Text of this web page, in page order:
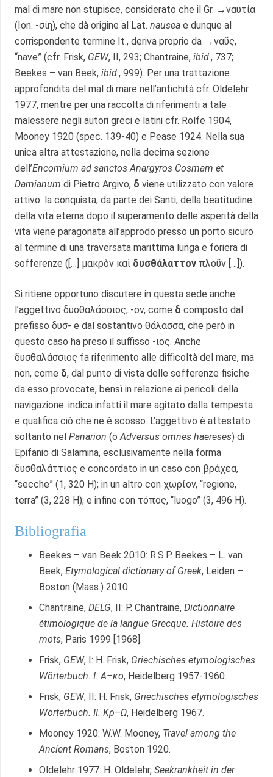
mal di mare non stupisce, considerato che il Gr. →ναυτία
(Ion. -σίη), che dà origine al Lat. nausea e dunque al
corrispondente termine It., deriva proprio da →ναῦς,
“nave” (cfr. Frisk, GEW, II, 293; Chantraine, ibid., 737;
Beekes – van Beek, ibid., 999). Per una trattazione
approfondita del mal di mare nell’antichità cfr. Oldelehr
1977, mentre per una raccolta di riferimenti a tale
malessere negli autori greci e latini cfr. Rolfe 1904,
Mooney 1920 (spec. 139-40) e Pease 1924. Nella sua
unica altra attestazione, nella decima sezione
dell’Encomium ad sanctos Anargyros Cosmam et
Damianum di Pietro Argivo, δ viene utilizzato con valore
attivo: la conquista, da parte dei Santi, della beatitudine
della vita eterna dopo il superamento delle asperità della
vita viene paragonata all’approdo presso un porto sicuro
al termine di una traversata marittima lunga e foriera di
sofferenze ([…] μακρὸν καὶ δυσθάλαττον πλοῦν […]).
Si ritiene opportuno discutere in questa sede anche
l’aggettivo δυσθαλάσσιος, -ον, come δ composto dal
prefisso δυσ- e dal sostantivo θάλασσα, che però in
questo caso ha preso il suffisso -ιος. Anche
δυσθαλάσσιος fa riferimento alle difficoltà del mare, ma
non, come δ, dal punto di vista delle sofferenze fisiche
da esso provocate, bensì in relazione ai pericoli della
navigazione: indica infatti il mare agitato dalla tempesta
e qualifica ciò che ne è scosso. L’aggettivo è attestato
soltanto nel Panarion (oAdversus omnes haereses) di
Epifanio di Salamina, esclusivamente nella forma
δυσθαλάττιος e concordato in un caso con βράχεα,
“secche” (1, 320 H); in un altro con χωρίον, “regione,
terra” (3, 228 H); e infine con τόπος, “luogo” (3, 496 H).
Bibliografia
Beekes – van Beek 2010: R.S.P. Beekes – L. van
Beek, Etymological dictionary of Greek, Leiden –
Boston (Mass.) 2010.
Chantraine, DELG, II: P. Chantraine, Dictionnaire
étimologique de la langue Grecque. Histoire des
mots, Paris 1999 [1968].
Frisk, GEW, I: H. Frisk, Griechisches etymologisches
Wörterbuch. I.Α–κο, Heidelberg 1957-1960.
Frisk, GEW, II: H. Frisk, Griechisches etymologisches
Wörterbuch. II. Κρ–Ω, Heidelberg 1967.
Mooney 1920: W.W. Mooney, Travel among the
Ancient Romans, Boston 1920.
Oldelehr 1977: H. Oldelehr, Seekrankheit in der